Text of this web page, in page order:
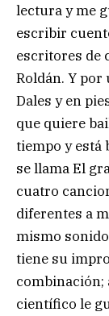
lectura y me
escribir
escritores de
Roldán. Y
Dales y en
que quiere
tiempo y está
se llama El
cuatro
diferentes a
mismo
tiene su
combinación;
científico le